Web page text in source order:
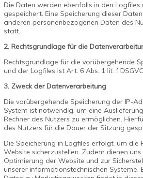
Die Daten werden ebenfalls in den Logfiles
gespeichert. Eine Speicherung dieser
anderen personenbezogenen Daten des
statt.
2. Rechtsgrundlage für die
Rechtsgrundlage für die vorübergehende
und der Logfiles ist Art. 6 Abs. 1 lit. f
3. Zweck der Datenverarbeitung
Die vorübergehende Speicherung der IP-
System ist notwendig, um eine
Rechner des Nutzers zu ermöglichen.
des Nutzers für die Dauer der Sitzung
Die Speicherung in Logfiles erfolgt, um die
Website sicherzustellen. Zudem dienen
Optimierung der Website und zur
unserer informationstechnischen Systeme.